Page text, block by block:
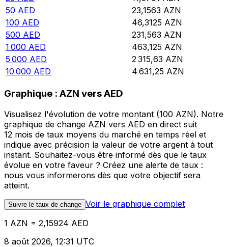
50 AED 23,1563 AZN
100 AED 46,3125 AZN
500 AED 231,563 AZN
1 000 AED 463,125 AZN
5 000 AED 2 315,63 AZN
10 000 AED 4 631,25 AZN
Graphique : AZN vers AED
Visualisez l'évolution de votre montant (100 AZN). Notre
graphique de change AZN vers AED en direct suit
12 mois de taux moyens du marché en temps réel et
indique avec précision la valeur de votre argent à tout
instant. Souhaitez-vous être informé dès que le taux
évolue en votre faveur ? Créez une alerte de taux :
nous vous informerons dès que votre objectif sera
atteint.
Suivre le taux de change Voir le graphique complet
1 AZN = 2,15924 AED
8 août 2026, 12:31 UTC